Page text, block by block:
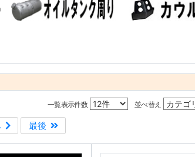
一覧表示件数 並べ替え
最後